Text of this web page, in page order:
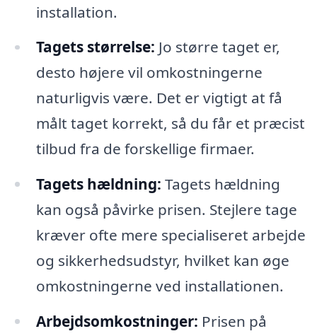
installation.
Tagets størrelse: Jo større taget er,
desto højere vil omkostningerne
naturligvis være. Det er vigtigt at få
målt taget korrekt, så du får et præcist
tilbud fra de forskellige firmaer.
Tagets hældning: Tagets hældning
kan også påvirke prisen. Stejlere tage
kræver ofte mere specialiseret arbejde
og sikkerhedsudstyr, hvilket kan øge
omkostningerne ved installationen.
Arbejdsomkostninger: Prisen på